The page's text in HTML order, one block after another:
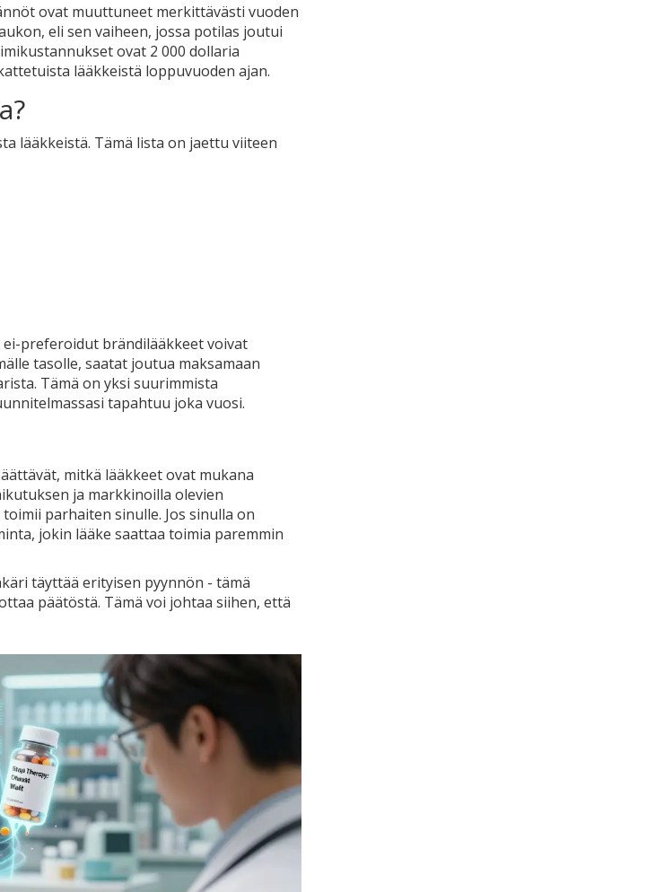
ovat muuttuneet merkittävästi vuoden
eli sen vaiheen, jossa potilas joutui
ovat 2 000 dollaria
lääkkeistä loppuvuoden ajan.
lääkkeistä. Tämä lista on jaettu viiteen
ei-preferoidut brändilääkkeet voivat
tasolle, saatat joutua maksamaan
Tämä on yksi suurimmista
tapahtuu joka vuosi.
mitkä lääkkeet ovat mukana
ja markkinoilla olevien
parhaiten sinulle. Jos sinulla on
jokin lääke saattaa toimia paremmin
täyttää erityisen pyynnön - tämä
päätöstä. Tämä voi johtaa siihen, että